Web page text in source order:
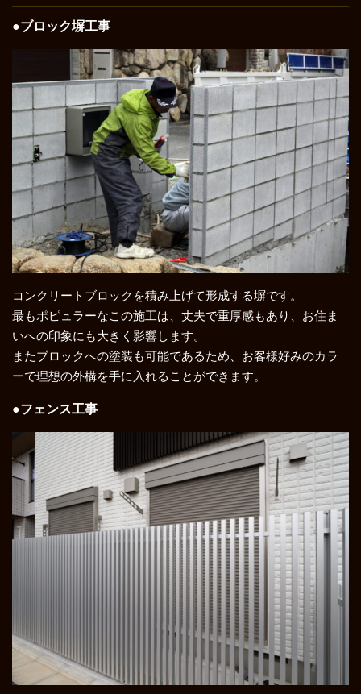
●ブロック塀工事
コンクリートブロックを積み上げて形成する塀です。
最もポピュラーなこの施工は、丈夫で重厚感もあり、お住ま
いへの印象にも大きく影響します。
またブロックへの塗装も可能であるため、お客様好みのカラ
ーで理想の外構を手に入れることができます。
●フェンス工事